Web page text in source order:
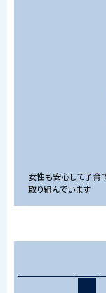
女性も安心して子育
取り組んでいます